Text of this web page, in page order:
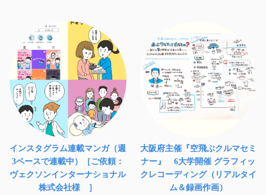
インスタグラム連載マンガ（週
3ペースで連載中）［ご依頼：
ヴェクソンインターナショナル
株式会社様 ］
大阪府主催『空飛ぶクルマセミ
ナー』 6大学開催 グラフィッ
クレコーディング（リアルタイ
ム＆録画作画）